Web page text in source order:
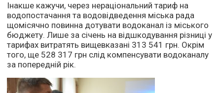
Інакше кажучи, через нераціональний тариф на
водопостачання та водовідведення міська рада
щомісячно повинна дотувати водоканал із міського
бюджету. Лише за січень на відшкодування різниці у
тарифах витратять вищевказані 313 541 грн. Окрім
того, ще 528 317 грн слід компенсувати водоканалу
за попередній рік.